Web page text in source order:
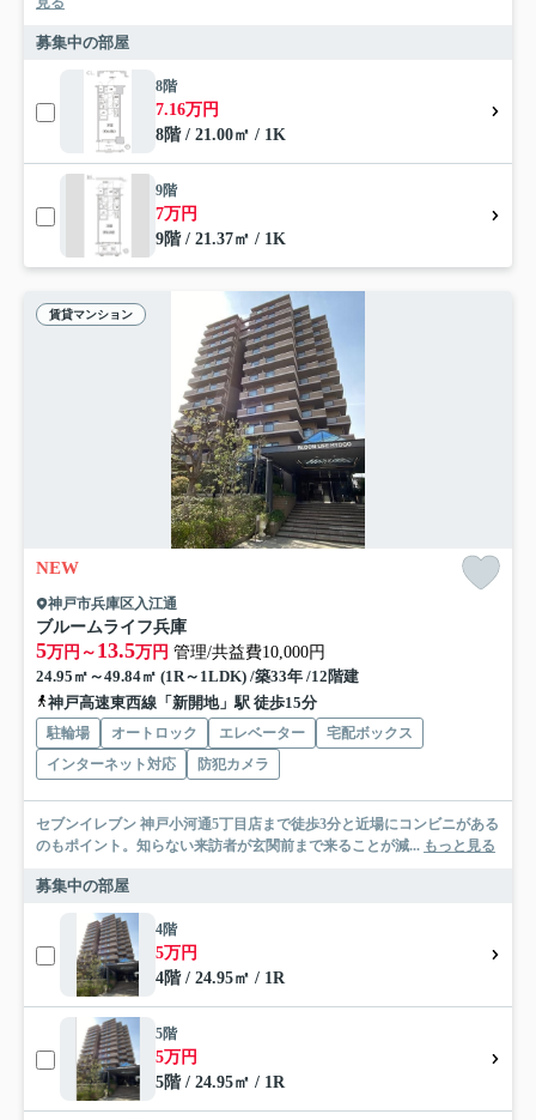
募集中の部屋
8階
7.16万円
8階 / 21.00㎡ / 1K
9階
7万円
9階 / 21.37㎡ / 1K
賃貸マンション
NEW
神戸市兵庫区入江通
ブルームライフ兵庫
5万円～ 13.5万円 管理/共益費10,000円
24.95㎡～49.84㎡ (1R～1LDK) /築33年 /12階建
神戸高速東西線「新開地」駅 徒歩15分
駐輪場 オートロック エレベーター
宅配ボックス
インターネット対応
防犯カメラ
セブンイレブン 神戸小河通5丁目店まで徒歩3分と近場にコンビニがある
のもポイント。知らない来訪者が玄関前まで来ることが減... もっと見る
募集中の部屋
4階
5万円
4階 / 24.95㎡ / 1R
5階
5万円
5階 / 24.95㎡ / 1R